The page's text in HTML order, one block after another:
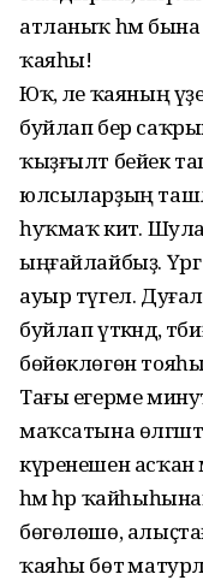
атланыҡ һәм
ҡаяһы!
Юҡ, әле ҡаяның
буйлап бер
ҡыҙғылт бейек
юлсыларҙың
һуҡмаҡ китә.
ыңғайлайбыҙ.
ауыр түгел.
буйлап үткәндә,
бөйөклөгөн
Тағы егерме
маҡсатына
күренешен асҡан
һәм һәр
бөгөлөшө,
ҡаяһы бөтә